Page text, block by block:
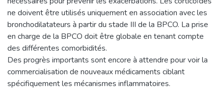
ne doivent être utilisés uniquement en association avec les
bronchodilatateurs à partir du stade III de la BPCO. La prise
en charge de la BPCO doit être globale en tenant compte
des différentes comorbidités.
Des progrès importants sont encore à attendre pour voir la
commercialisation de nouveaux médicaments ciblant
spécifiquement les mécanismes inflammatoires.